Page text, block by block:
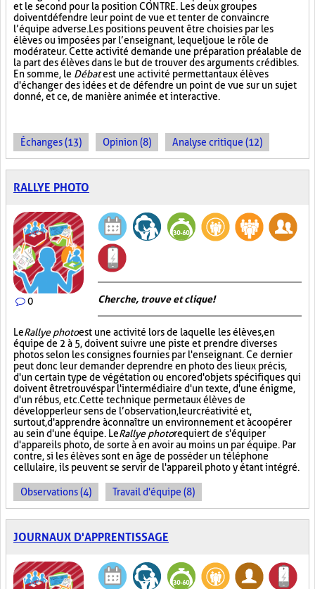
et le second pour la position CONTRE. Les deux groupes
doivent défendre leur point de vue et tenter de convaincre
l’équipe adverse. Les positions peuvent être choisies par les
élèves ou imposées par l’enseignant, lequel joue le rôle de
modérateur. Cette activité demande une préparation préalable de
la part des élèves dans le but de trouver des arguments crédibles.
En somme, le Débatest une activité permettant aux élèves
d'échanger des idées et de défendre un point de vue sur un sujet
donné, et ce, de manière animée et interactive.
Échanges (13) Opinion (8) Analyse critique (12)
RALLYE PHOTO
0 Cherche, trouve et clique !
LeRallye photoest une activité lors de laquelle les élèves, en
équipe de 2 à 5, doivent suivre une piste et prendre diverses
photos selon les consignes fournies par l'enseignant. Ce dernier
peut donc leur demander de prendre en photo des lieux précis,
d'un certain type de végétation ou encore d'objets spécifiques qui
doivent être trouvés par l'intermédiaire d'un texte, d'une énigme,
d'un rébus, etc. Cette technique permet aux élèves de
développer leur sens de l’observation, leur créativité et,
surtout, d'apprendre à connaître un environnement et à coopérer
au sein d'une équipe. LeRallye photorequiert de s'équiper
d'appareils photo, de sorte à en avoir au moins un par équipe. Par
contre, si les élèves sont en âge de posséder un téléphone
cellulaire, ils peuvent se servir de l'appareil photo y étant intégré.
Observations (4) Travail d'équipe (8)
JOURNAUX D'APPRENTISSAGE